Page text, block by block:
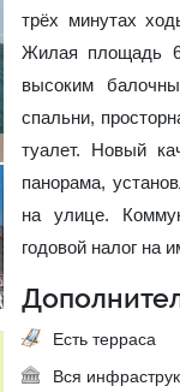
трёх минутах
Жилая площадь
высоким
спальни,
туалет. Новый
панорама,
на улице.
годовой налог на
Есть терраса
Вся